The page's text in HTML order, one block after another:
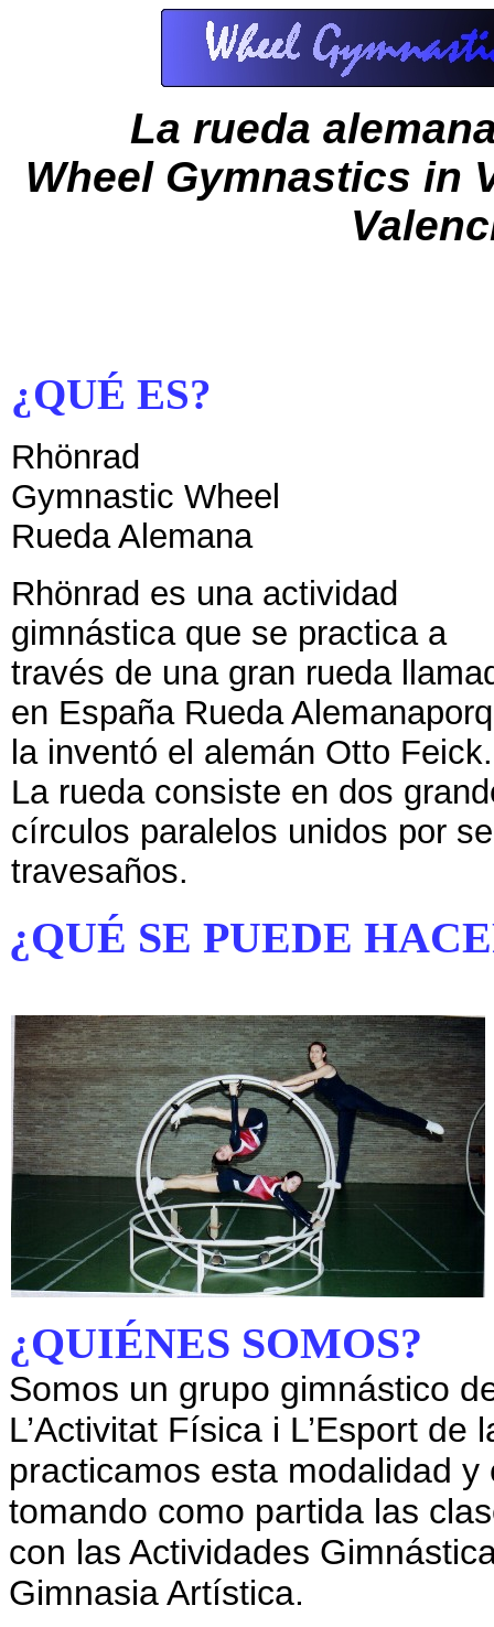
La rueda
Wheel Gymnastics in
¿QUÉ ES?
Rhönrad
Gymnastic Wheel
Rueda Alemana
Rhönrad es una actividad
gimnástica que se practica a
través de una gran rueda
en España Rueda Alemana
la inventó el alemán Otto Feick.
La rueda consiste en dos
círculos paralelos unidos por
travesaños.
¿QUÉ SE PUEDE
¿QUIÉNES SOMOS?
Somos un grupo gimnástico
L’Activitat Física i L’Esport
practicamos esta modalidad
tomando como partida las
con las Actividades
Gimnasia Artística.